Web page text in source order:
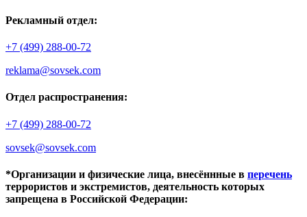
Рекламный отдел:
+7 (499) 288-00-72
reklama@sovsek.com
Отдел распространения:
+7 (499) 288-00-72
sovsek@sovsek.com
*Организации и физические лица, внесённные в перечень
террористов и экстремистов, деятельность которых
запрещена в Российской Федерации: